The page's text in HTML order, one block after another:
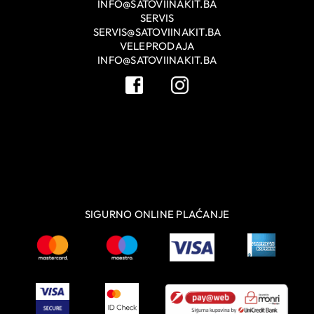
INFO@SATOVIINAKIT.BA
SERVIS
SERVIS@SATOVIINAKIT.BA
VELEPRODAJA
INFO@SATOVIINAKIT.BA
SIGURNO ONLINE PLAĆANJE